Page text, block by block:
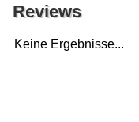
Reviews
Reviews
Keine Ergebnisse...